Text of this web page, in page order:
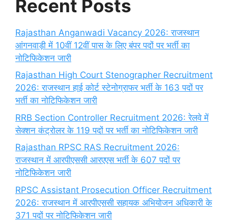
Recent Posts
Rajasthan Anganwadi Vacancy 2026: राजस्थान
आंगनवाड़ी में 10वीं 12वीं पास के लिए बंपर पदों पर भर्ती का
नोटिफिकेशन जारी
Rajasthan High Court Stenographer Recruitment
2026: राजस्थान हाई कोर्ट स्टेनोग्राफर भर्ती के 163 पदों पर
भर्ती का नोटिफिकेशन जारी
RRB Section Controller Recruitment 2026: रेलवे में
सेक्शन कंट्रोलर के 119 पदों पर भर्ती का नोटिफिकेशन जारी
Rajasthan RPSC RAS Recruitment 2026:
राजस्थान में आरपीएससी आरएएस भर्ती के 607 पदों पर
नोटिफिकेशन जारी
RPSC Assistant Prosecution Officer Recruitment
2026: राजस्थान में आरपीएससी सहायक अभियोजन अधिकारी के
371 पदों पर नोटिफिकेशन जारी